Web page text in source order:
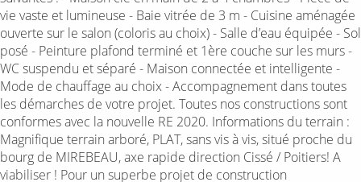
vie vaste et lumineuse - Baie vitrée de 3 m - Cuisine aménagée
ouverte sur le salon (coloris au choix) - Salle d’eau équipée - Sol
posé - Peinture plafond terminé et 1ère couche sur les murs -
WC suspendu et séparé - Maison connectée et intelligente -
Mode de chauffage au choix - Accompagnement dans toutes
les démarches de votre projet. Toutes nos constructions sont
conformes avec la nouvelle RE 2020. Informations du terrain :
Magnifique terrain arboré, PLAT, sans vis à vis, situé proche du
bourg de MIREBEAU, axe rapide direction Cissé / Poitiers! A
viabiliser ! Pour un superbe projet de construction